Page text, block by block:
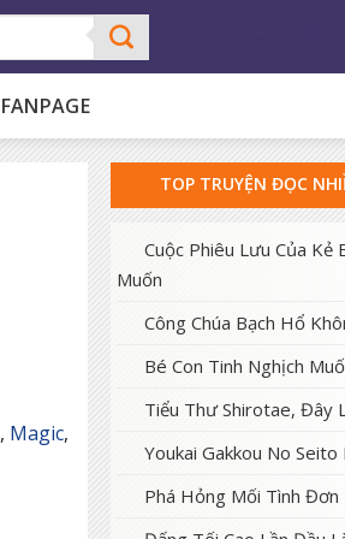
FANPAGE
, Magic,
TOP TRUYỆN ĐỌC
Cuộc Phiêu Lưu Của
Muốn
Công Chúa Bạch Hổ
Bé Con Tinh Nghịch
Tiểu Thư Shirotae, Đây
Youkai Gakkou No
Phá Hỏng Mối Tình Đơn